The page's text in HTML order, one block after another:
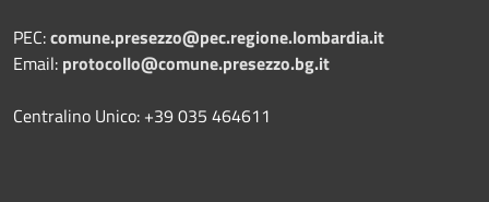
PEC:comune.presezzo@pec.regione.lombardia.it
Email: protocollo@comune.presezzo.bg.it
Centralino Unico: +39 035 464611